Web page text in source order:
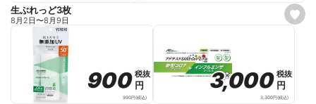
s
e
生ぶれっど3枚
8月2日〜8月9日
900
900税抜
税抜
円
円
990円(税込)
3,000
3,000 税抜
税抜
円
円
3,300円(税込)